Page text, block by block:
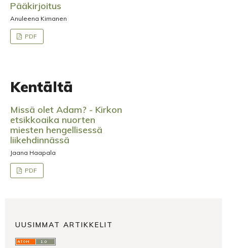
Pääkirjoitus
Anuleena Kimanen
PDF
Kentältä
Missä olet Adam? - Kirkon
etsikkoaika nuorten
miesten hengellisessä
liikehdinnässä
Jaana Haapala
PDF
UUSIMMAT ARTIKKELIT